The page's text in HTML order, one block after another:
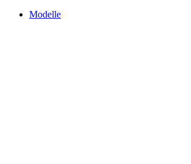
Modelle